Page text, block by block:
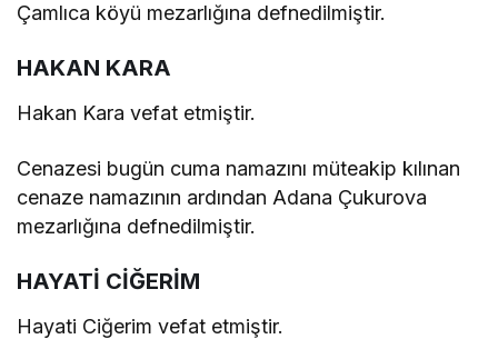
Çamlıca köyü mezarlığına defnedilmiştir.
HAKAN KARA
Hakan Kara vefat etmiştir.
Cenazesi bugün cuma namazını müteakip kılınan
cenaze namazının ardından Adana Çukurova
mezarlığına defnedilmiştir.
HAYATİ CİĞERİM
Hayati Ciğerim vefat etmiştir.